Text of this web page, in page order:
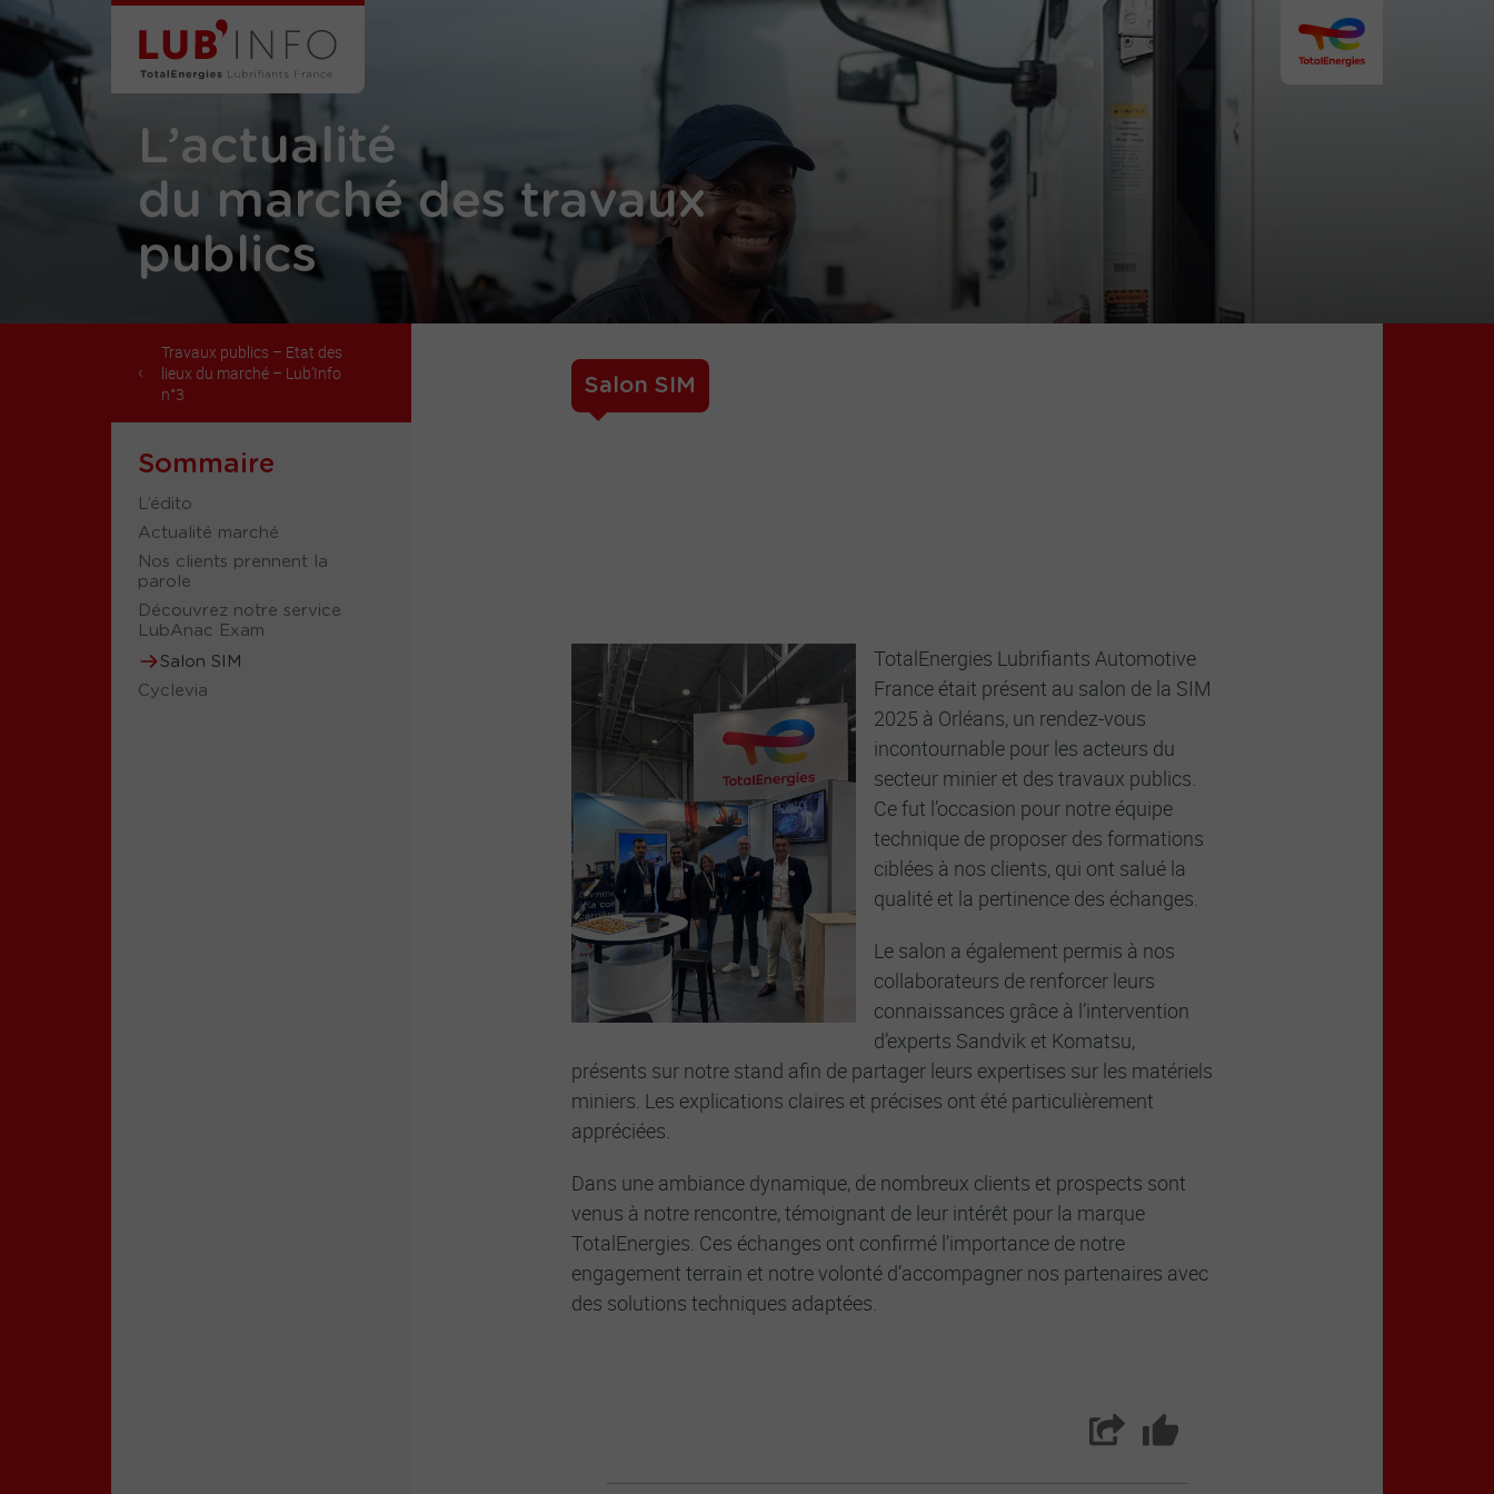
L’actualité
du marché des travaux
publics
Travaux publics – Etat des
lieux du marché – Lub’Info
n°3
Sommaire
L’édito
Actualité marché
Nos clients prennent la
parole
Découvrez notre service
LubAnac Exam
Salon SIM
Cyclevia
Salon SIM
TotalEnergies Lubrifiants Automotive
France était présent au salon de la SIM
2025 à Orléans, un rendez-vous
incontournable pour les acteurs du
secteur minier et des travaux publics.
Ce fut l’occasion pour notre équipe
technique de proposer des formations
ciblées à nos clients, qui ont salué la
qualité et la pertinence des échanges.
Le salon a également permis à nos
collaborateurs de renforcer leurs
connaissances grâce à l’intervention
d’experts Sandvik et Komatsu,
présents sur notre stand afin de partager leurs expertises sur les matériels
miniers. Les explications claires et précises ont été particulièrement
appréciées.
Dans une ambiance dynamique, de nombreux clients et prospects sont
venus à notre rencontre, témoignant de leur intérêt pour la marque
TotalEnergies. Ces échanges ont confirmé l’importance de notre
engagement terrain et notre volonté d’accompagner nos partenaires avec
des solutions techniques adaptées.
PartagerAimer